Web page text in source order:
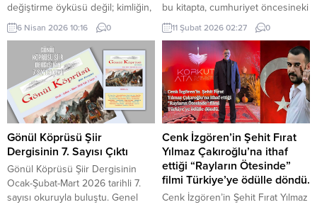
değiştirme öyküsü değil; kimliğin,
aidiyetin, hatırlamanın ve yeniden
kök salmanın hikâyesidir. 60.
Yılında Hollanda’da Türk Olmak”
adlı eser, bu çok katmanlı süreci
hem bireysel hem toplumsal
boyutlarıyla ele alan, okuru bir
yolculuğun tanıklığına davet eden
güçlü...
6 Nisan 2026 10:16 0
bu kitapta, cumhuriyet öncesineki
dört beş yılı anlatan yüzlerce
roman, anı, mektup ve hikaye
taranıp, Türkiye’nin o günkü
koşullarını ve insan manzarasını
anlatan çarpıcı bölümler
alıntılanarak Türkiye’nin bir
fotoğrafı çekilmeye çalışılmıştır. O
yıllarda Mustafa Kemal
önderliğindeki “Kuvvacılar”;
yokluk, yoksulluk ve hastalıkla
boğuşan bir ülkede yılgın,
bıkkın,...
11 Şubat 2026 02:27 0
Gönül Köprüsü Şiir
Dergisinin 7. Sayısı Çıktı
Gönül Köprüsü Şiir Dergisinin
Ocak-Şubat-Mart 2026 tarihli 7.
sayısı okuruyla buluştu. Genel
Cenk İzgören’in Şehit Fırat
Yılmaz Çakıroğlu’na ithaf
ettiği “Rayların Ötesinde”
filmi Türkiye’ye ödülle döndü.
Cenk İzgören’in Şehit Fırat Yılmaz